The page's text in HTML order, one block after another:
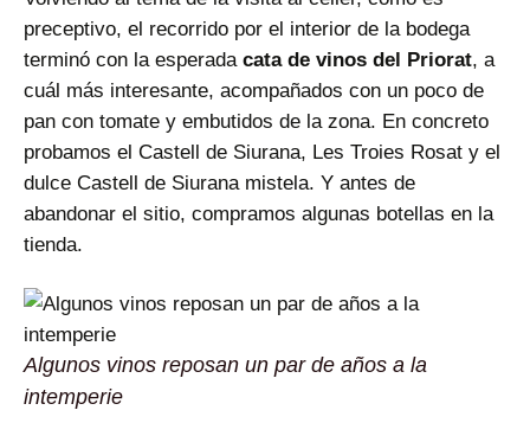
preceptivo, el recorrido por el interior de la bodega
terminó con la esperada cata de vinos del Priorat, a
cuál más interesante, acompañados con un poco de
pan con tomate y embutidos de la zona. En concreto
probamos el Castell de Siurana, Les Troies Rosat y el
dulce Castell de Siurana mistela. Y antes de
abandonar el sitio, compramos algunas botellas en la
tienda.
Algunos vinos reposan un par de años a la
intemperie